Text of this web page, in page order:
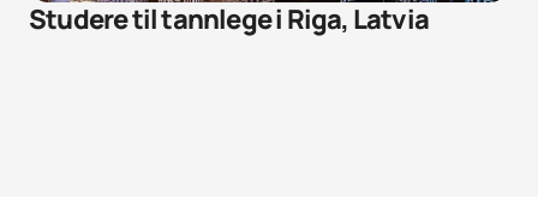
Studere til tannlege i Riga, Latvia